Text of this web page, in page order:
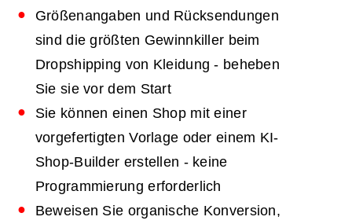
Größenangaben und Rücksendungen
sind die größten Gewinnkiller beim
Dropshipping von Kleidung - beheben
Sie sie vor dem Start
Sie können einen Shop mit einer
vorgefertigten Vorlage oder einem KI-
Shop-Builder erstellen - keine
Programmierung erforderlich
Beweisen Sie organische Konversion,